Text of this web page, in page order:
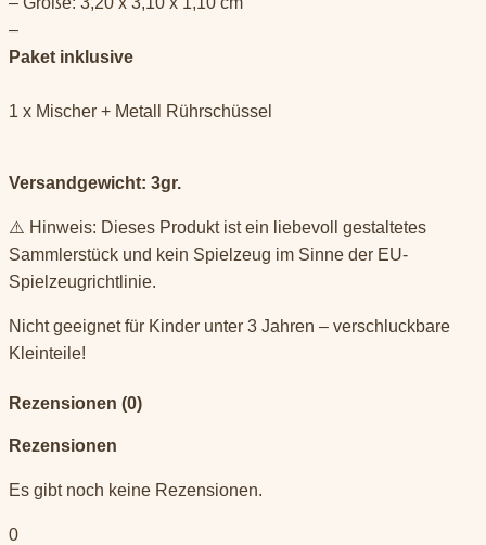
–
Paket inklusive
1 x Mischer + Metall Rührschüssel
Versandgewicht: 3gr.
⚠️ Hinweis: Dieses Produkt ist ein liebevoll gestaltetes
Sammlerstück und kein Spielzeug im Sinne der EU-
Spielzeugrichtlinie.
Nicht geeignet für Kinder unter 3 Jahren – verschluckbare
Kleinteile!
Rezensionen (0)
Rezensionen
Es gibt noch keine Rezensionen.
0